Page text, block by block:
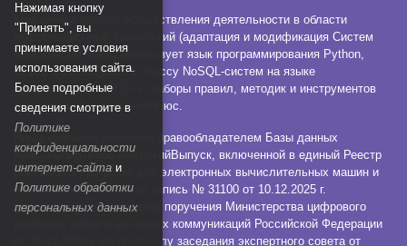
Компания в рамках осуществления деятельности в области
информационных технологий (адаптация и модификация Систем
КонсультантПлюс) использует язык программирования Python,
СУБД, относящуюся к классу NoSQL-систем на языке
программирования C++, наборы правил, методик и инструментов
технологии КонсультантПлюс.
Наша компания является правообладателем Базы данных
КонсультантПлюс:АмурскийВыпуск, включенной в единый Реестр
российских программ для электронных вычислительных машин и
баз данных. Реестровая запись № 31100 от 10.12.2025 г.
произведена на основании поручения Министерства цифрового
развития, связи и массовых коммуникаций Российской Федерации
от 10.12.2025 г. по протоколу заседания экспертного совета от
Нажимая кнопку
"Принять", вы
принимаете условия
использования сайта.
Более подробные
сведения смотрите в
Политике
конфиденциальности
интернет-сайта и
Политике обработки
персональных данных